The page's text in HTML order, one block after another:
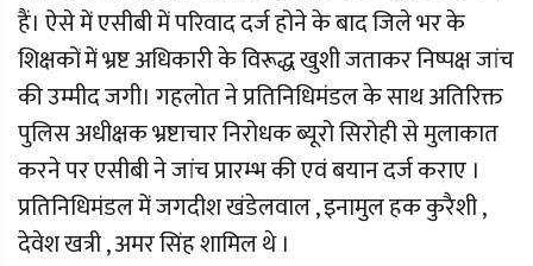
हैं। ऐसे में एसीबी में परिवाद दर्ज होने के बाद जिले भर के
शिक्षकों में भ्रष्ट अधिकारी के विरूद्ध खुशी जताकर निष्पक्ष जांच
की उम्मीद जगी। गहलोत ने प्रतिनिधिमंडल के साथ अतिरिक्त
पुलिस अधीक्षक भ्रष्टाचार निरोधक ब्यूरो सिरोही से मुलाकात
करने पर एसीबी ने जांच प्रारम्भ की एवं बयान दर्ज कराए ।
प्रतिनिधिमंडल में जगदीश खंडेलवाल , इनामुल हक कुरैशी ,
देवेश खत्री , अमर सिंह शामिल थे ।